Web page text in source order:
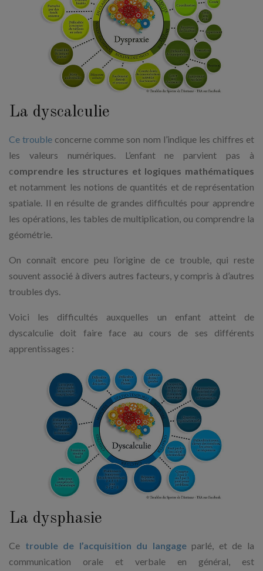
La dyscalculie
Ce trouble concerne comme son nom l’indique les chiffres et
les valeurs numériques. L’enfant ne parvient pas à
comprendre les structures et logiques mathématiques
et notamment les notions de quantités et de représentation
spatiale. Il en résulte de grandes difficultés pour apprendre
les opérations, les tables de multiplication, ou comprendre la
géométrie.
On connaît encore peu l’origine de ce trouble, qui reste
souvent associé à divers autres facteurs, y compris à d’autres
troubles dys.
Voici les difficultés auxquelles un enfant atteint de
dyscalculie doit faire face au cours de ses différents
apprentissages :
La dysphasie
Ce trouble de l’acquisition du langageparlé, et de la
communication orale et verbale en général, est